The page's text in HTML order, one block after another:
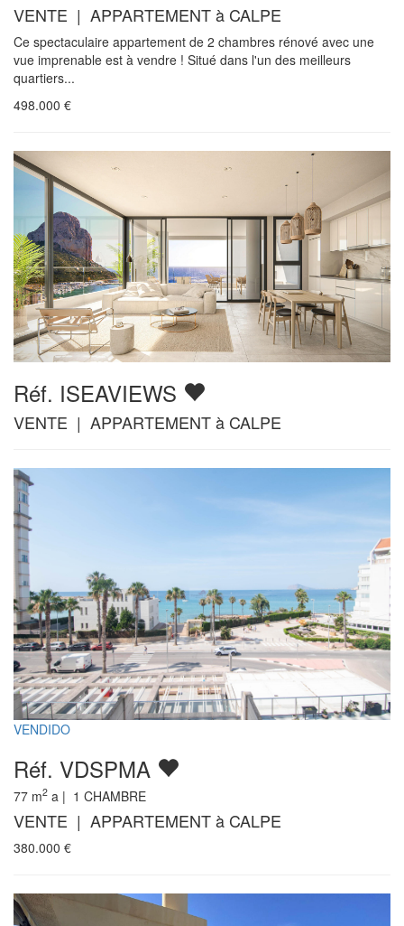
VENTE | APPARTEMENT à CALPE
Ce spectaculaire appartement de 2 chambres rénové avec une
vue imprenable est à vendre ! Situé dans l'un des meilleurs
quartiers...
498.000 €
Réf. ISEAVIEWS
VENTE | APPARTEMENT à CALPE
VENDIDO
Réf. VDSPMA
77 m2 a | 1 CHAMBRE
VENTE | APPARTEMENT à CALPE
380.000 €